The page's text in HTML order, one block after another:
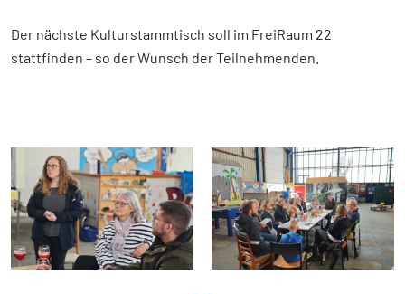
Der nächste Kulturstammtisch soll im FreiRaum 22
stattfinden – so der Wunsch der Teilnehmenden.